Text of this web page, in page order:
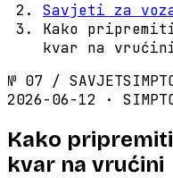
Savjeti za
Kako
kvar na
№ 07 / SAVJET
2026-06-12 ·
Kako
kvar na vrućini